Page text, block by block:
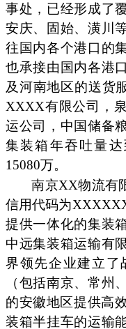
事处，已经形成了
安庆、固始、潢川
往国内各个港口的
也承接由国内各港
及河南地区的送货
XXXX有限公司，
运公司，中国储备
集装箱年吞吐量达
15080万。
南京XX物流有
信用代码为
提供一体化的集装
中远集装箱运输有
界领先企业建立了
（包括南京、常州
的安徽地区提供高
装箱半挂车的运输